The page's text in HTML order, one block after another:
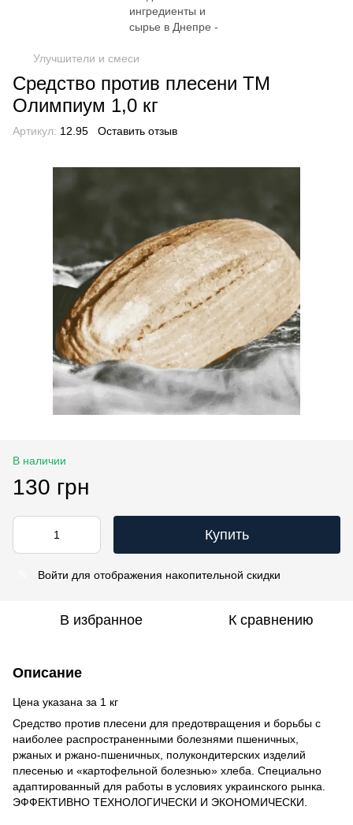
Улучшители и смеси
Средство против плесени ТМ
Олимпиум 1,0 кг
Артикул: 12.95 Оставить отзыв
В наличии
130 грн
Купить
Войти для отображения накопительной скидки
В избранное К сравнению
Описание
Цена указана за 1 кг
Средство против плесени для предотвращения и борьбы с
наиболее распространенными болезнями пшеничных,
ржаных и ржано-пшеничных, полукондитерских изделий
плесенью и «картофельной болезнью» хлеба. Специально
адаптированный для работы в условиях украинского рынка.
ЭФФЕКТИВНО ТЕХНОЛОГИЧЕСКИ И ЭКОНОМИЧЕСКИ.